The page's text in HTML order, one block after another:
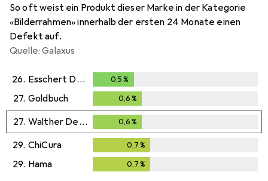
So oft weist ein Produkt dieser Marke in der Kategorie
«Bilderrahmen» innerhalb der ersten 24 Monate einen
Defekt auf.
Quelle: Galaxus
26. Esschert Design 0,5 %
27. Goldbuch 0,6 %
27. Walther Design 0,6 %
29. ChiCura 0,7 %
29. Hama 0,7 %